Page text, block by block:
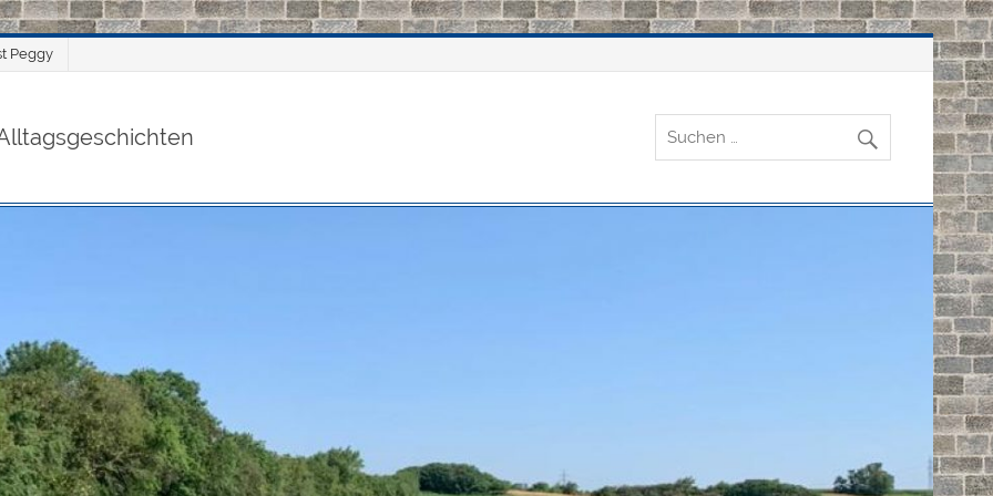
Peggy